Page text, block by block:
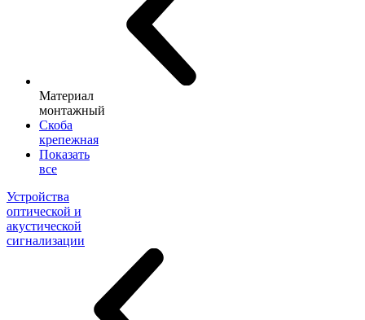
Материал
монтажный
Скоба
крепежная
Показать
все
Устройства
оптической и
акустической
сигнализации